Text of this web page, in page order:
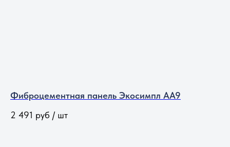
Фиброцементная панель Экосимпл АА9
2 491 руб / шт